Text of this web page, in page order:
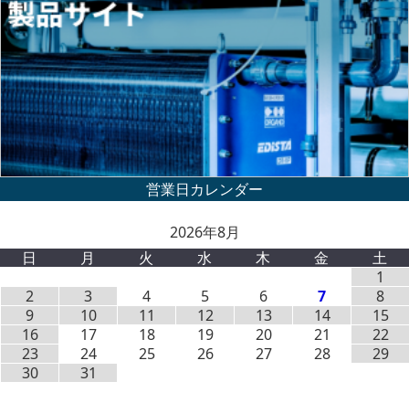
2026年8月
日
月 火 水 木 金
土
1
2
3 4 5 6 7
8
9
10 11 12 13 14
15
16
17 18 19 20 21
22
23
24 25 26 27 28
29
30
31